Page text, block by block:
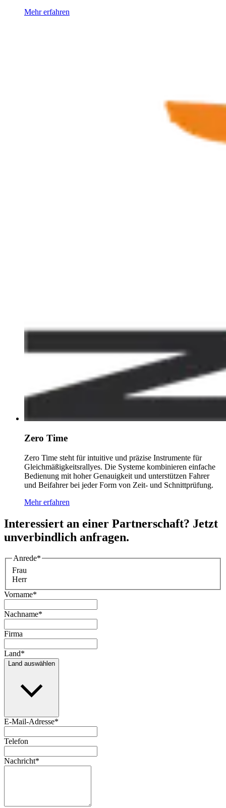
Mehr erfahren
Zero Time
Zero Time steht für intuitive und präzise Instrumente für
Gleichmäßigkeitsrallyes. Die Systeme kombinieren einfache
Bedienung mit hoher Genauigkeit und unterstützen Fahrer
und Beifahrer bei jeder Form von Zeit- und Schnittprüfung.
Mehr erfahren
Interessiert an einer Partnerschaft? Jetzt
unverbindlich anfragen.
Anrede*
Frau
Herr
Vorname*
Nachname*
Firma
Land*
Land auswählen
E-Mail-Adresse*
Telefon
Nachricht*